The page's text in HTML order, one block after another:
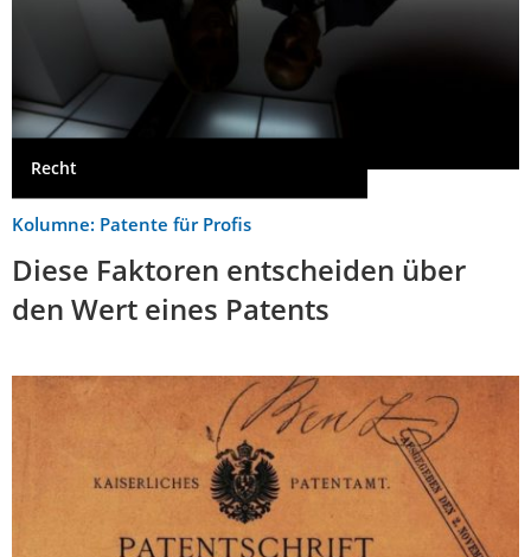
Recht
Kolumne: Patente für Profis
Diese Faktoren entscheiden über
den Wert eines Patents